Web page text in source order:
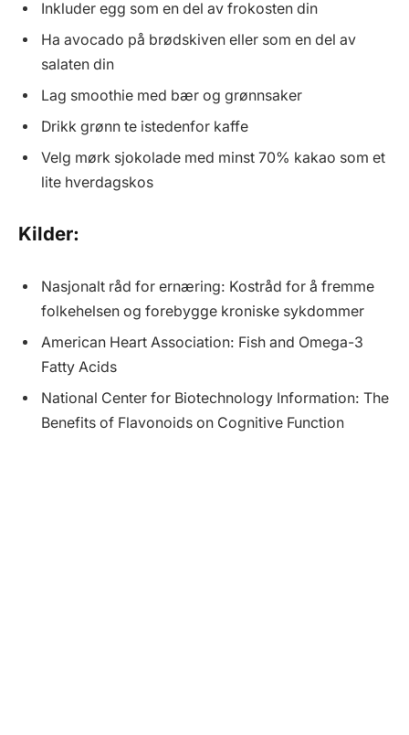
Inkluder egg som en del av frokosten din
Ha avocado på brødskiven eller som en del av
salaten din
Lag smoothie med bær og grønnsaker
Drikk grønn te istedenfor kaffe
Velg mørk sjokolade med minst 70% kakao som et
lite hverdagskos
Kilder:
Nasjonalt råd for ernæring: Kostråd for å fremme
folkehelsen og forebygge kroniske sykdommer
American Heart Association: Fish and Omega-3
Fatty Acids
National Center for Biotechnology Information: The
Benefits of Flavonoids on Cognitive Function